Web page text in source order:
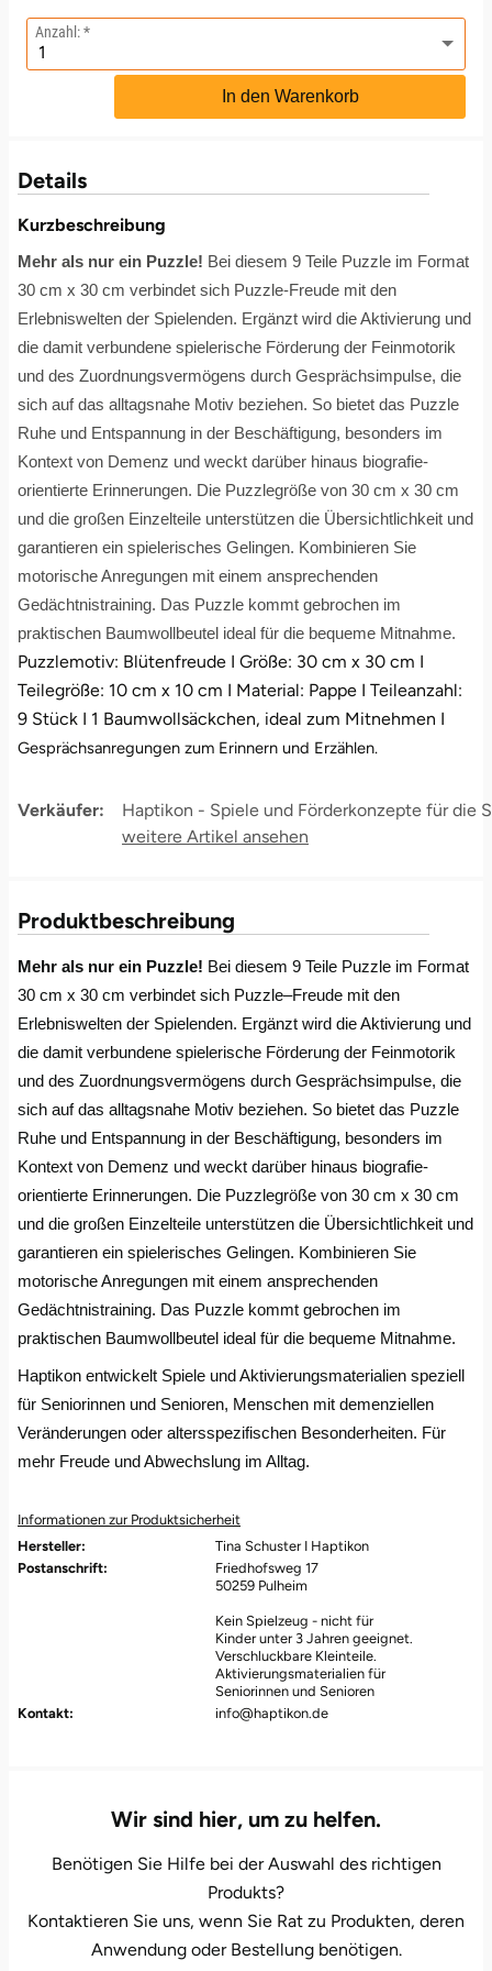
Anzahl:
In den Warenkorb
Details
Kurzbeschreibung
Mehr als nur ein Puzzle! Bei diesem 9 Teile Puzzle im Format
30 cm x 30 cm verbindet sich Puzzle-Freude mit den
Erlebniswelten der Spielenden. Ergänzt wird die Aktivierung und
die damit verbundene spielerische Förderung der Feinmotorik
und des Zuordnungsvermögens durch Gesprächsimpulse, die
sich auf das alltagsnahe Motiv beziehen. So bietet das Puzzle
Ruhe und Entspannung in der Beschäftigung, besonders im
Kontext von Demenz und weckt darüber hinaus biografie-
orientierte Erinnerungen. Die Puzzlegröße von 30 cm x 30 cm
und die großen Einzelteile unterstützen die Übersichtlichkeit und
garantieren ein spielerisches Gelingen. Kombinieren Sie
motorische Anregungen mit einem ansprechenden
Gedächtnistraining. Das Puzzle kommt gebrochen im
praktischen Baumwollbeutel ideal für die bequeme Mitnahme.
Puzzlemotiv: Blütenfreude I Größe: 30 cm x 30 cm I
Teilegröße: 10 cm x 10 cm I Material: Pappe I Teileanzahl:
9 Stück I 1 Baumwollsäckchen, ideal zum Mitnehmen I
Gesprächsanregungen zum Erinnern und Erzählen.
Verkäufer: Haptikon - Spiele und Förderkonzepte für die
Produktbeschreibung
Mehr als nur ein Puzzle! Bei diesem 9 Teile Puzzle im Format
30 cm x 30 cm verbindet sich Puzzle–Freude mit den
Erlebniswelten der Spielenden. Ergänzt wird die Aktivierung und
die damit verbundene spielerische Förderung der Feinmotorik
und des Zuordnungsvermögens durch Gesprächsimpulse, die
sich auf das alltagsnahe Motiv beziehen. So bietet das Puzzle
Ruhe und Entspannung in der Beschäftigung, besonders im
Kontext von Demenz und weckt darüber hinaus biografie-
orientierte Erinnerungen. Die Puzzlegröße von 30 cm x 30 cm
und die großen Einzelteile unterstützen die Übersichtlichkeit und
garantieren ein spielerisches Gelingen. Kombinieren Sie
motorische Anregungen mit einem ansprechenden
Gedächtnistraining. Das Puzzle kommt gebrochen im
praktischen Baumwollbeutel ideal für die bequeme Mitnahme.
Haptikon entwickelt Spiele und Aktivierungsmaterialien speziell
für Seniorinnen und Senioren, Menschen mit demenziellen
Veränderungen oder altersspezifischen Besonderheiten. Für
mehr Freude und Abwechslung im Alltag.
Informationen zur Produktsicherheit
Hersteller:
Tina Schuster I Haptikon
Postanschrift:
Friedhofsweg 17
50259 Pulheim
Kein Spielzeug - nicht für
Kinder unter 3 Jahren geeignet.
Verschluckbare Kleinteile.
Aktivierungsmaterialien für
Seniorinnen und Senioren
Kontakt:
info@haptikon.de
Wir sind hier, um zu helfen.
Benötigen Sie Hilfe bei der Auswahl des richtigen
Produkts?
Kontaktieren Sie uns, wenn Sie Rat zu Produkten, deren
Anwendung oder Bestellung benötigen.
Leipzig
Rosenheim
Wuppertal
Zwickau
Schwäbische Alb
Bitterfeld
Bostalsee
Brandenburg an der Havel
Braunschweig
Bremen
Bremervörde
Bruchköbel
Bruchsal
Burghausen
Calw
Cloppenburg
Cottbus
Darmstadt
Deggendorf
Dessau
Dresden
Duisburg
Erfurt
Flensburg
Fulda
Oberhausen, Nordrhein-Westfalen
Sundern (NRW)
Wiesbaden
Freiburg
Jena
Köln
Meißen
Mengen
München
Münster
Nürnberg
Oberlausitz
Pirna
Ruhrgebiet
Sömmerda
Weimar
sächsische Schweiz
Leipzig
Naumburg (Saale)
Nordhausen
Querfurt
Römhild
Saalfeld
Sangerhausen
Sonneberg
Suhl
Unterwellenborn
Weißenfels
Mühlhausen
Stuttgart
Würzburg
Zwickau
Freundin
Sohn
Tochter
Schwester